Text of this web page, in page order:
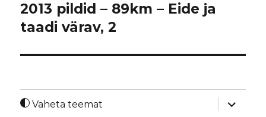
2013 pildid – 89km – Eide ja
taadi värav, 2
Vaheta teemat
laienda